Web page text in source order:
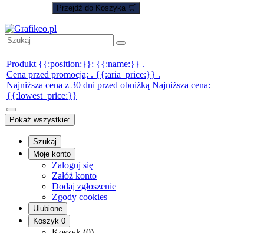
Przejdź do Koszyka 🛒
Produkt {{:position:}}: {{:name:}} .
Cena przed promocją: . {{:aria_price:}} .
Najniższa cena z 30 dni przed obniżką Najniższa cena:
{{:lowest_price:}}
Pokaż wszystkie:
Szukaj
Moje konto
Zaloguj się
Załóż konto
Dodaj zgłoszenie
Zgody cookies
Ulubione
Koszyk 0